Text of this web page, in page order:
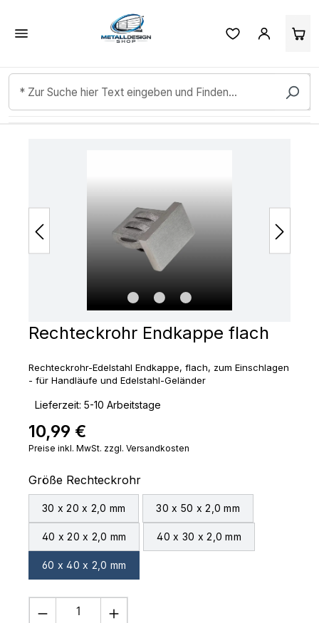
Zum Hauptinhalt springen
Rechteckrohr Endkappe flach
Rechteckrohr-Edelstahl Endkappe, flach, zum Einschlagen
- für Handläufe und Edelstahl-Geländer
Lieferzeit: 5-10 Arbeitstage
Regulärer Preis:
10,99 €
Preise inkl. MwSt. zzgl. Versandkosten
Größe Rechteckrohrauswählen
30 x 20 x 2,0 mm 30 x 50 x 2,0 mm
40 x 20 x 2,0 mm 40 x 30 x 2,0 mm
60 x 40 x 2,0 mm
Produkt Anzahl: Gib den